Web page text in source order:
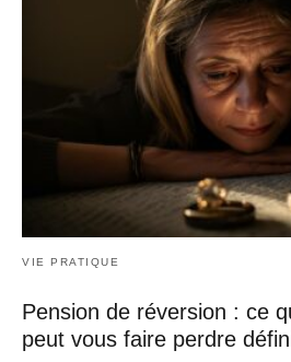
VIE PRATIQUE
Pension de réversion : ce
peut vous faire perdre